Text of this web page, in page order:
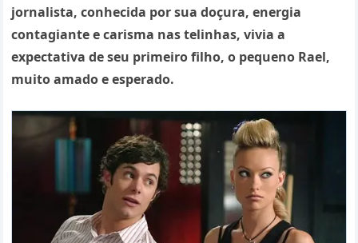
jornalista, conhecida por sua doçura, energia
contagiante e carisma nas telinhas, vivia a
expectativa de seu primeiro filho, o pequeno Rael,
muito amado e esperado.